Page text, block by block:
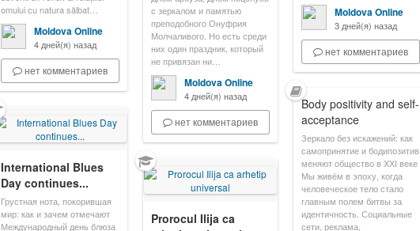
Moldova Online
3 дней(я) назад
нет комментариев
omului cu natura sălbat…
Moldova Online
4 дней(я) назад
нет комментариев
с зеркалом и памятью
преподобного Онуфрия
Молчаливого. Но есть среди
них один праздник, который
не привязан ни…
Moldova Online
4 дней(я) назад
нет комментариев
Body positivity and self-
acceptance
Зеркало без искажений: как
самопринятие и бодипозитив
меняют общество в XXI веке
Мы живём в эпоху, когда
человеческое тело стало
главным полем битвы за
идентичность. Социальные
сети, реклама,
International Blues
Day continues...
Грустная нота, покорившая
мир: как и зачем отмечают
Международный день блюза
Prorocul Ilija ca